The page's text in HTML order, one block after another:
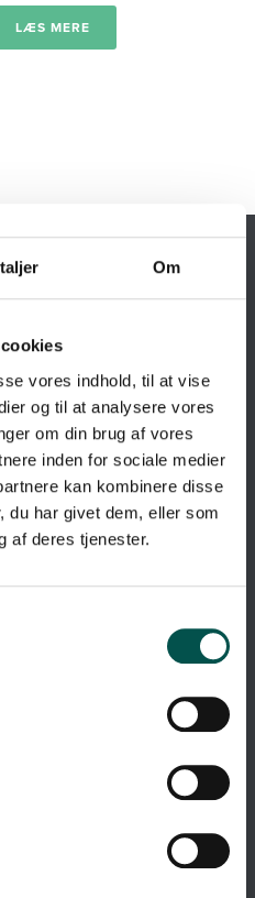
Om
vores indhold, til at vise
og til at analysere vores
om din brug af vores
inden for sociale medier
kan kombinere disse
du har givet dem, eller som
af deres tjenester.
LÆS MERE